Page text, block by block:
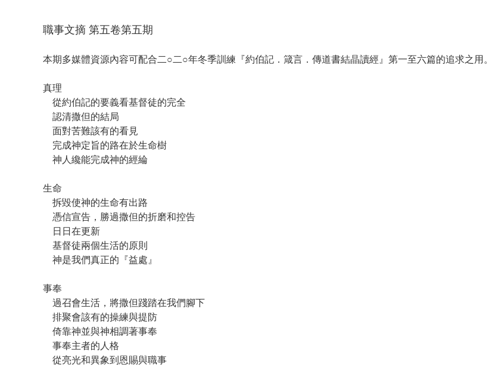
職事文摘 第五卷第五期
本期多媒體資源內容可配合二○二○年冬季訓練『約伯記．箴言．傳道書結晶讀經』第一至六篇的追求之用。
真理
從約伯記的要義看基督徒的完全
認清撒但的結局
面對苦難該有的看見
完成神定旨的路在於生命樹
神人纔能完成神的經綸
生命
拆毀使神的生命有出路
憑信宣告，勝過撒但的折磨和控告
日日在更新
基督徒兩個生活的原則
神是我們真正的『益處』
事奉
過召會生活，將撒但踐踏在我們腳下
排聚會該有的操練與提防
倚靠神並與神相調著事奉
事奉主者的人格
從亮光和異象到恩賜與職事